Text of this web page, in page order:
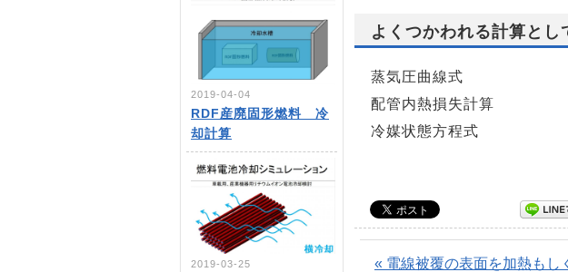
よくつかわれる計算と
蒸気圧曲線式
配管内熱損失計算
冷媒状態方程式
« 電線被覆の表面を加熱もし
2019-04-04
RDF産廃固形燃料 冷
却計算
2019-03-25